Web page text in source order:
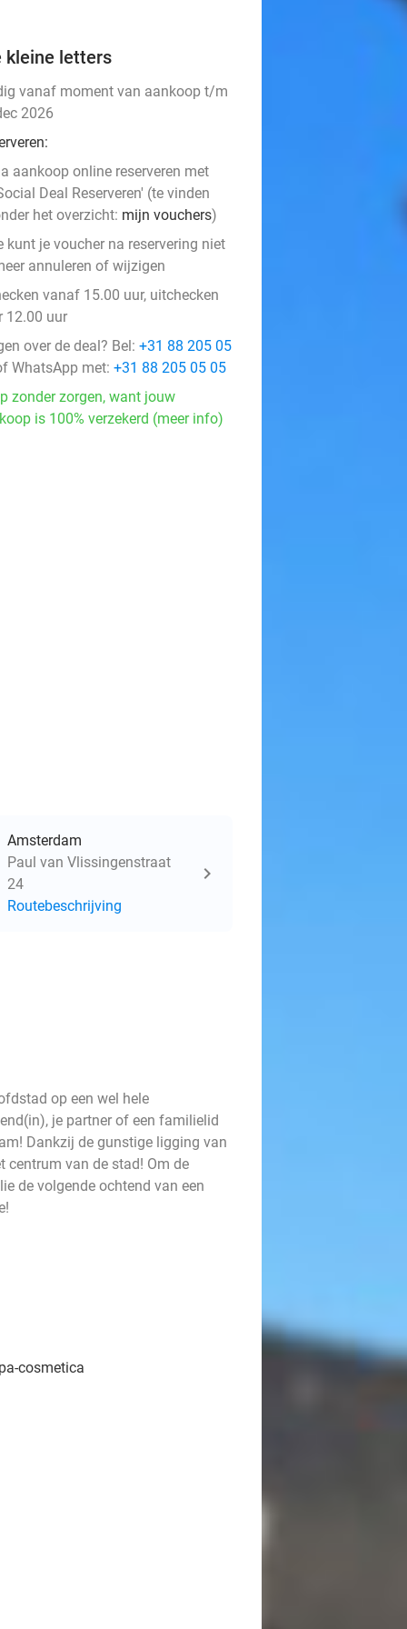
kleine letters
vanaf moment van aankoop t/m
2026
aankoop online reserveren met
Deal Reserveren' (te vinden
het overzicht: mijn vouchers)
kunt je voucher na reservering niet
annuleren of wijzigen
vanaf 15.00 uur, uitchecken
12.00 uur
over de deal? Bel: +31 88 205 05
WhatsApp met: +31 88 205 05 05
zonder zorgen, want jouw
is 100% verzekerd (meer info)
Amsterdam
Paul van Vlissingenstraat
24
Routebeschrijving
op een wel hele
je partner of een familielid
Dankzij de gunstige ligging van
centrum van de stad! Om de
de volgende ochtend van een
cosmetica